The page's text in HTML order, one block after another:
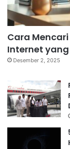
Cara
Internet
Desember 2, 2025